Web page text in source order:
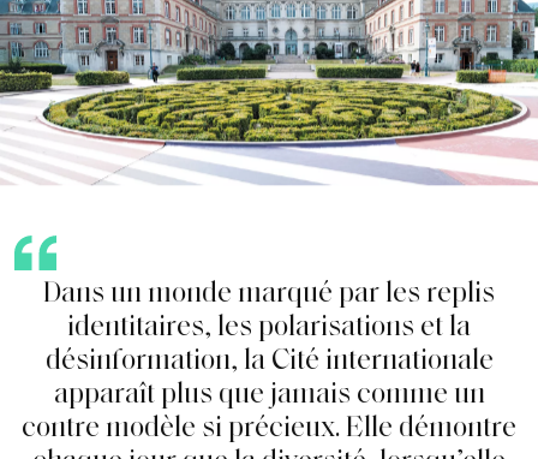
Dans un monde marqué parles replis
identitaires, les polarisations etla
désinformation, la Cité internationale
apparaît plus que jamais comme un
contre modèle si précieux.Elle démontre